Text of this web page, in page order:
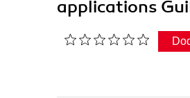
applications